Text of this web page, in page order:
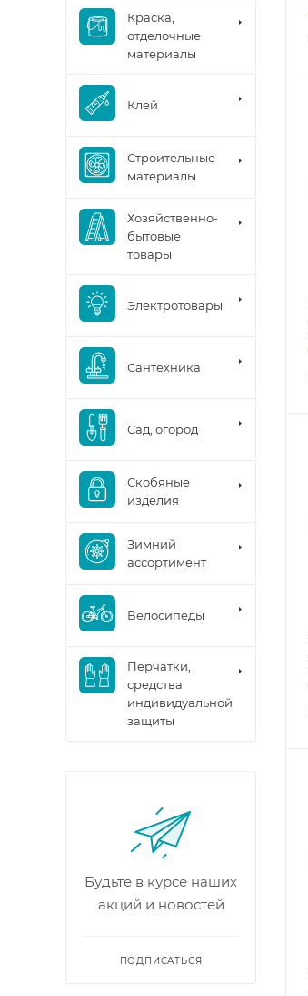
Краска,
отделочные
материалы
Клей
Строительные
материалы
Хозяйственно-
бытовые
товары
Электротовары
Сантехника
Сад, огород
Скобяные
изделия
Зимний
ассортимент
Велосипеды
Перчатки,
средства
индивидуальной
защиты
Будьте в курсе наших
акций и новостей
ПОДПИСАТЬСЯ